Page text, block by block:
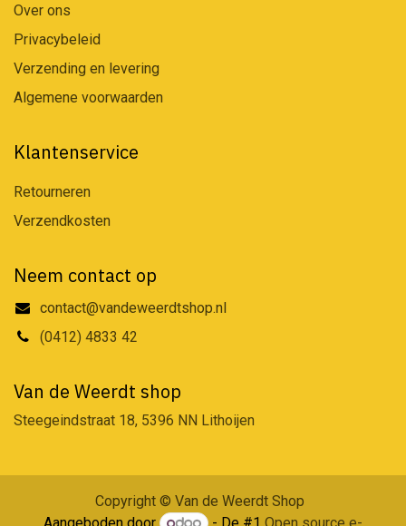
Over ons
Privacybeleid
Verzending en levering
Algemene voorwaarden
Klantenservice
Retourneren
Verzendkosten
Neem contact op
contact@vandeweerdtshop.nl
(0412) 4833 42
Van de Weerdt shop
Steegeindstraat 18, 5396 NN Lithoijen
Copyright © Van de Weerdt Shop